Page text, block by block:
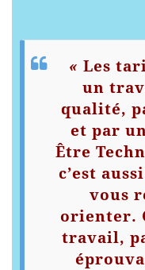
« Les
un
qualité,
et par
Être
c’est
vous
orienter.
travail,